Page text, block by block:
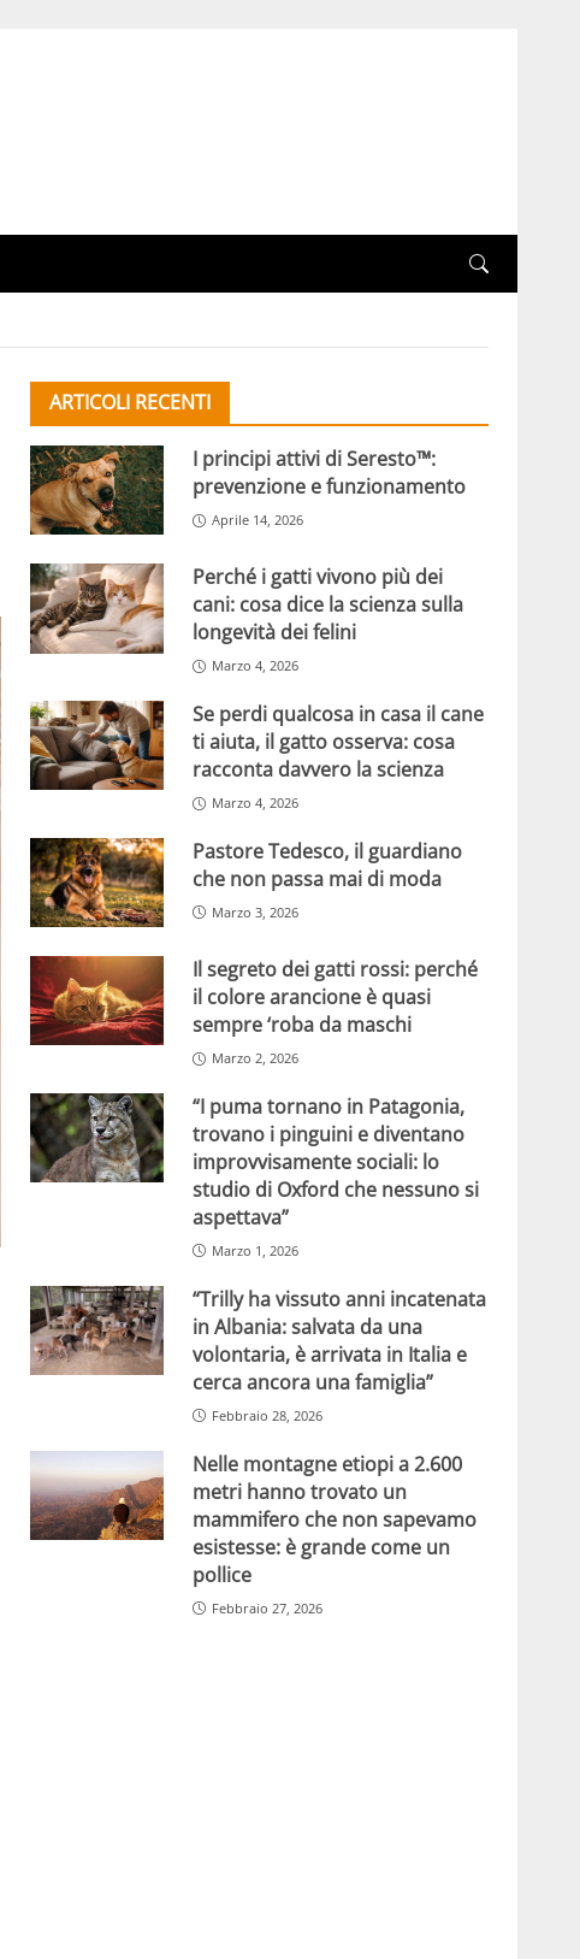
ARTICOLI RECENTI
I principi attivi di Seresto™:
prevenzione e funzionamento
Aprile 14, 2026
Perché i gatti vivono più dei
cani: cosa dice la scienza sulla
longevità dei felini
Marzo 4, 2026
Se perdi qualcosa in casa il cane
ti aiuta, il gatto osserva: cosa
racconta davvero la scienza
Marzo 4, 2026
Pastore Tedesco, il guardiano
che non passa mai di moda
Marzo 3, 2026
Il segreto dei gatti rossi: perché
il colore arancione è quasi
sempre ‘roba da maschi
Marzo 2, 2026
“I puma tornano in Patagonia,
trovano i pinguini e diventano
improvvisamente sociali: lo
studio di Oxford che nessuno si
aspettava”
Marzo 1, 2026
“Trilly ha vissuto anni incatenata
in Albania: salvata da una
volontaria, è arrivata in Italia e
cerca ancora una famiglia”
Febbraio 28, 2026
Nelle montagne etiopi a 2.600
metri hanno trovato un
mammifero che non sapevamo
esistesse: è grande come un
pollice
Febbraio 27, 2026